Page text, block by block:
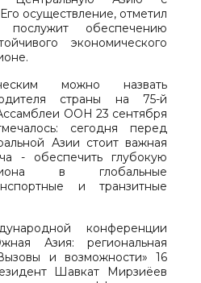
осуществление, отметил
послужит обеспечению
экономического
можно назвать
страны на 75-й
ООН 23 сентября
сегодня перед
Азии стоит важная
- обеспечить глубокую
в глобальные
и транзитные
конференции
Азия: региональная
и возможности» 16
Шавкат Мирзиёев